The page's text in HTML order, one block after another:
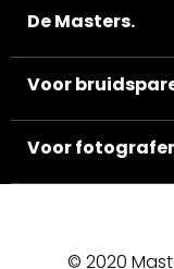
De Masters.
Voor
Voor
© 2020